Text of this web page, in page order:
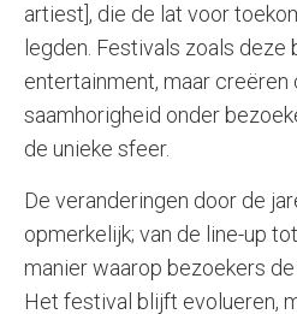
artiest], die de lat voor
legden. Festivals zoals deze
entertainment, maar creëren
saamhorigheid onder
de unieke sfeer.
De veranderingen door de
opmerkelijk; van de line-up
manier waarop bezoekers
Het festival blijft evolueren,